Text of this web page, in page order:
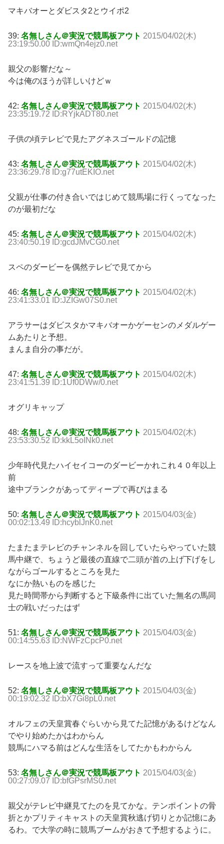
マキバオーとダビスタ2とウイポ2
39: 名無しさん＠実況で競馬板アウト 2015/04/02(木)
23:19:50.00 ID:wmQn4ejz0.net
親父の影響だな～
今は俺のほうが詳しいけどｗ
42: 名無しさん＠実況で競馬板アウト 2015/04/02(木)
23:35:19.72 ID:RYjkADT80.net
子供の頃テレビで見たアグネスゴールドの記憶
43: 名無しさん＠実況で競馬板アウト 2015/04/02(木)
23:36:29.78 ID:g77utEKIO.net
父親が仕事の付き合いではじめて競馬場に行くってなった
のが最初だな
45: 名無しさん＠実況で競馬板アウト 2015/04/02(木)
23:40:50.19 ID:gcdJMvCG0.net
スペのダービーを偶然テレビで見てから
46: 名無しさん＠実況で競馬板アウト 2015/04/02(木)
23:41:33.01 ID:JZIGw07S0.net
アラサーはダビスタかマキバオーかゲーセンのメダルゲー
ムあたりと予想。
まんま自分の事だが。
47: 名無しさん＠実況で競馬板アウト 2015/04/02(木)
23:41:51.39 ID:1Uf0DWw/0.net
オグリキャップ
48: 名無しさん＠実況で競馬板アウト 2015/04/02(木)
23:53:30.52 ID:kkL5oINk0.net
少年時代見たハイセイコーのダービーかれこれ４０年以上
前
途中ブランクがあってディープで再びはまる
50: 名無しさん＠実況で競馬板アウト 2015/04/03(金)
00:02:13.49 ID:hcyblJnK0.net
たまたまテレビのチャンネルを回していたらやっていた競
馬中継で、ちょうど最後の直線で二頭が首の上げ下げをし
ながらゴールするところを見た
なにか熱いものを感じた
見た時間帯から判断すると下級条件に出ていた無名の馬同
士の戦いだったはず
51: 名無しさん＠実況で競馬板アウト 2015/04/03(金)
00:14:55.63 ID:NWFzCpcP0.net
レースを地上波で流すって重要なんだな
52: 名無しさん＠実況で競馬板アウト 2015/04/03(金)
00:19:02.32 ID:bX7Gi8pL0.net
オルフェの天皇賞春ぐらいから見てた記憶があるけどなん
でやり始めたかはわからん
競馬にハマる前はどんな生活をしてたかもわからん
53: 名無しさん＠実況で競馬板アウト 2015/04/03(金)
00:27:09.07 ID:bfGPsrMS0.net
親父がテレビ中継見てたのを見てかな。テンポイントの骨
折とかプリティキャストの天皇賞秋逃げ切りとか記憶にあ
るわ。で大学の時に競馬ブームがおきて予想するように。